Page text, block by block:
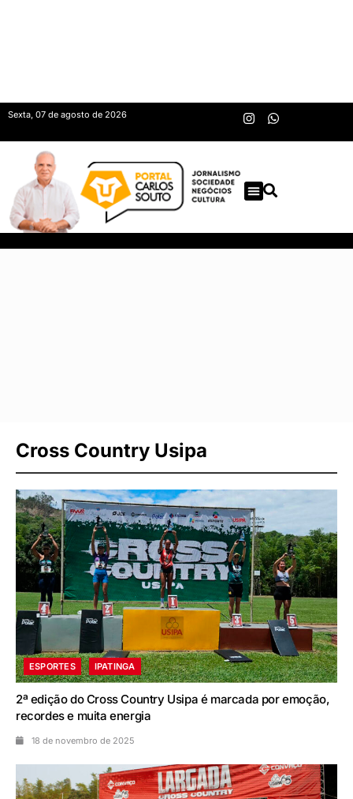
Sexta, 07 de agosto de 2026
Cross Country Usipa
ESPORTES IPATINGA
2ª edição do Cross Country Usipa é marcada por emoção,
recordes e muita energia
18 de novembro de 2025